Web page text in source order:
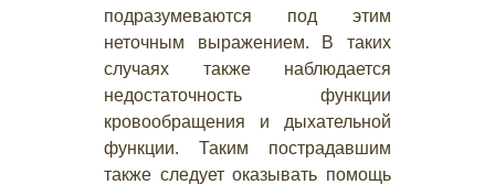
подразумеваются под этим
неточным выражением. В таких
случаях также наблюдается
недостаточность функции
кровообращения и дыхательной
функции. Таким пострадавшим
также следует оказывать помощь